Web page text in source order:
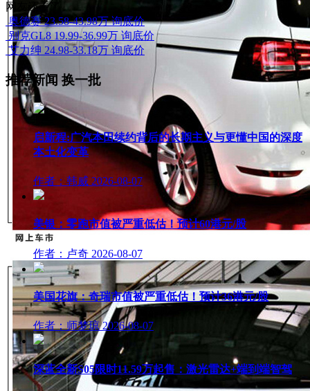
网友还看了
奥德赛 23.58-43.98万 询底价
别克GL8 19.99-36.99万 询底价
艾力绅 24.98-33.18万 询底价
推荐新闻 换一批
启新程:广汽本田续约背后的长期主义与更懂中国的深度
本土化变革
作者：韩威 2026-08-07
美银：零跑市值被严重低估！预计60港元/股
作者：卢奇 2026-08-07
美国花旗：奇瑞市值被严重低估！预计36港元/股
作者：师梦琼 2026-08-07
深蓝全新S05限时11.59万起售：激光雷达+端到端智驾